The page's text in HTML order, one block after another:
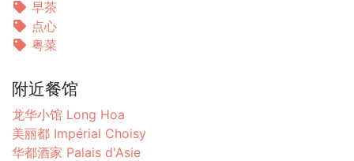
早茶
点心
粤菜
附近餐馆
龙华小馆 Long Hoa
美丽都 Impérial Choisy
华都酒家 Palais d'Asie